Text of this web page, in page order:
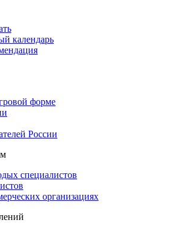
календарь
форме
России
специалистов
организациях